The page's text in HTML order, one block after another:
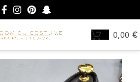
0,00 €